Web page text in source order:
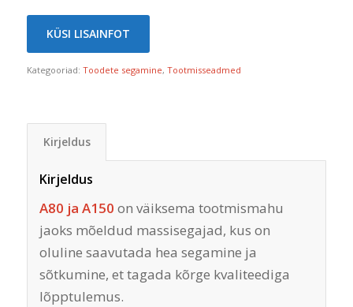
KÜSI LISAINFOT
Kategooriad: Toodete segamine, Tootmisseadmed
Kirjeldus
Kirjeldus
A80 ja A150 on väiksema tootmismahu
jaoks mõeldud massisegajad, kus on
oluline saavutada hea segamine ja
sõtkumine, et tagada kõrge kvaliteediga
lõpptulemus.